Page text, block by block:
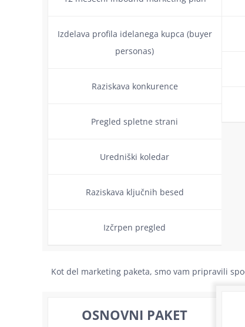
Izdelava profila idelanega kupca (buyer
personas)
Raziskava konkurence
Pregled spletne strani
Uredniški koledar
Raziskava ključnih besed
Izčrpen pregled
Kot del marketing paketa, smo vam pripravili
OSNOVNI PAKET